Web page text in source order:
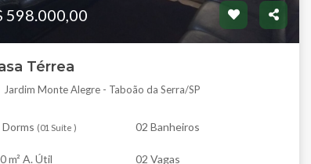
598.000,00
Térrea
Jardim Monte Alegre - Taboão da Serra/SP
Dorms (01 Suíte ) 02 Banheiros
m² A. Útil 02 Vagas